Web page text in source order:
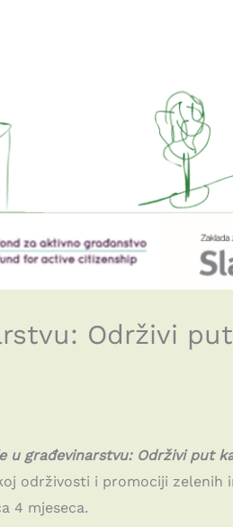
Održivi
u građevinarstvu: Održivi put
održivosti i promociji zelenih
4 mjeseca.